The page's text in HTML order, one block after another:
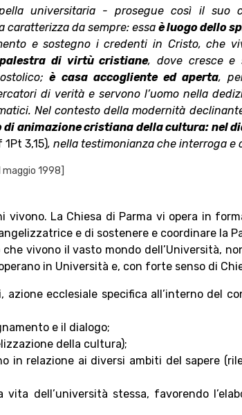
universitaria - prosegue così il suo
caratterizza da sempre: essa è luogo dello
e sostegno i credenti in Cristo, che
di virtù cristiane, dove cresce e
è casa accogliente ed aperta,
di verità e servono l’uomo nella
Nel contesto della modernità
animazione cristiana della cultura: nel
1Pt 3,15), nella testimonianza che interroga e
maggio 1998]
La Chiesa di Parma vi opera in
e di sostenere e coordinare la
vivono il vasto mondo dell’Università,
in Università e, con forte senso di
ecclesiale specifica all’interno del
e il dialogo;
della cultura);
in relazione ai diversi ambiti del sapere
dell’università stessa, favorendo